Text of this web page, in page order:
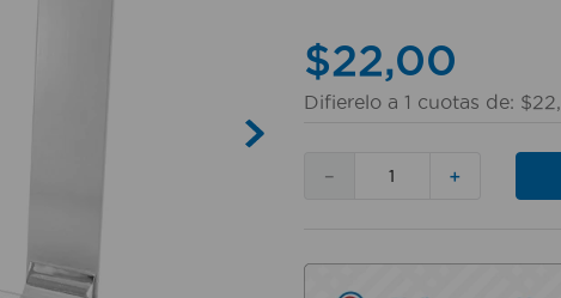
$22,00
Difierelo a 1 cuotas de: $22,
＋
－